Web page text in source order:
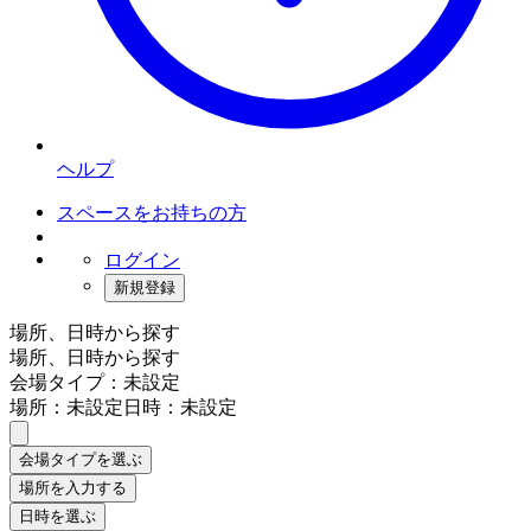
ヘルプ
スペースをお持ちの方
ログイン
新規登録
場所、日時から探す
場所、日時から探す
会場タイプ：未設定
場所：未設定日時：未設定
会場タイプを選ぶ
場所を入力する
日時を選ぶ